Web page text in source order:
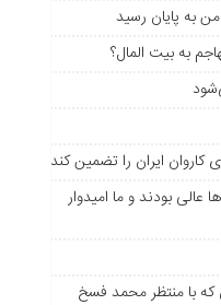
به پایان رسید
به بیت المال؟
کاروان ایران را تضمین کند
عالی بودند و ما امیدوار
که با منتظر محمد فسخ